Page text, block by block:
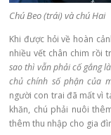
Chú Beo (trái) và chú Hai
Khi được hỏi về hoàn
nhiều vết chân chim rồi
sao thì vẫn phải cố gắng
chủ chính số phận của
người con trai đã mất vì
khăn, chú phải nuôi
thêm thu nhập cho gia